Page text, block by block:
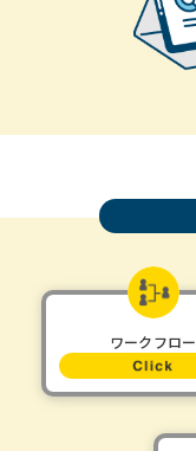
ワークフロー